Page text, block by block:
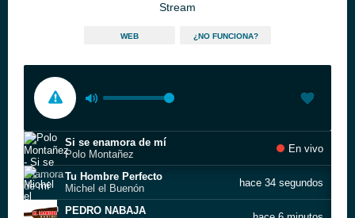
Stream
WEB ¿NO FUNCIONA?
Si se enamora de mí
Polo Montañez
En vivo
Tu Hombre Perfecto
Michel el Buenón
hace 34 segundos
PEDRO NABAJA